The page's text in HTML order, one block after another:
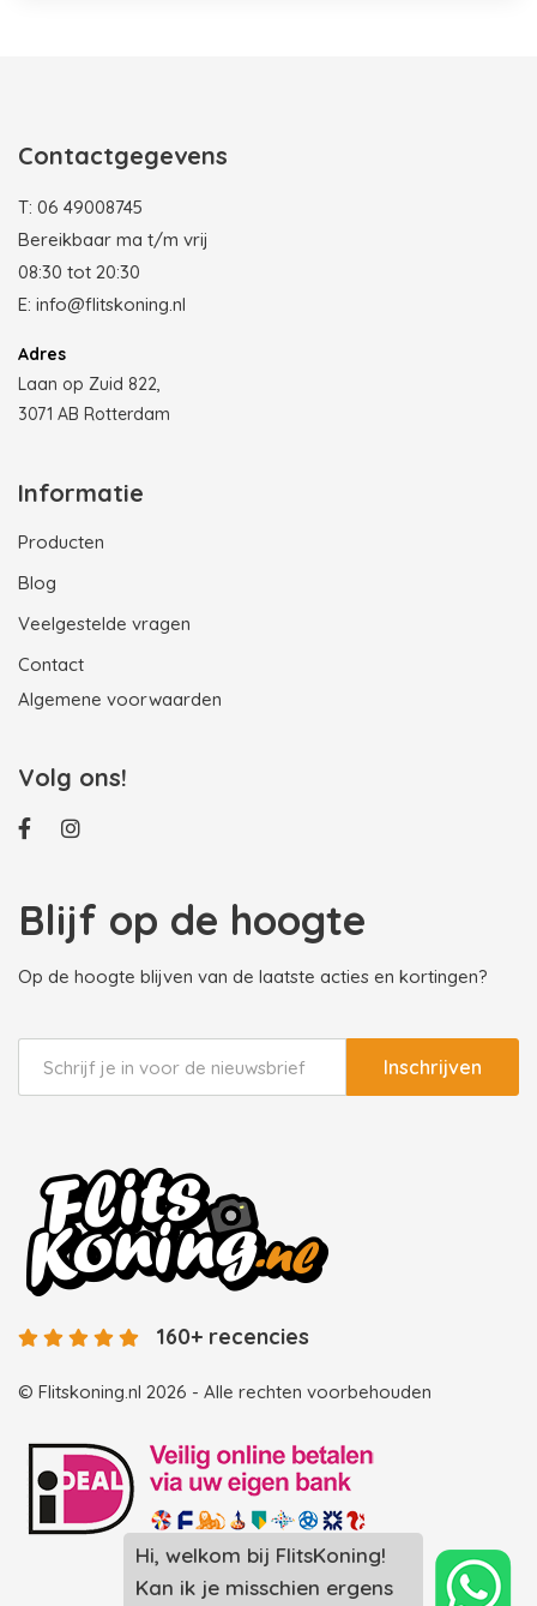
Hi, welkom bij FlitsKoning!
Kan ik je misschien ergens
Contactgegevens
T: 06 49008745
Bereikbaar ma t/m vrij
08:30 tot 20:30
E: info@flitskoning.nl
Adres
Laan op Zuid 822,
3071 AB Rotterdam
Informatie
Producten
Blog
Veelgestelde vragen
Contact
Algemene voorwaarden
Volg ons!
Blijf op de hoogte
Op de hoogte blijven van de laatste acties en kortingen?
Inschrijven
© Flitskoning.nl 2026 - Alle rechten voorbehouden
160+ recencies
Landingspagina overzicht photobooths
Landingspagina overzicht videobooths